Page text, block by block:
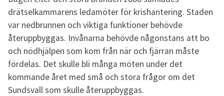
drätselkammarens ledamöter för krishantering. Staden
var nedbrunnen och viktiga funktioner behövde
återuppbyggas. Invånarna behövde någonstans att bo
och nödhjälpen som kom från när och fjärran måste
fördelas. Det skulle bli många möten under det
kommande året med små och stora frågor om det
Sundsvall som skulle återuppbyggas.